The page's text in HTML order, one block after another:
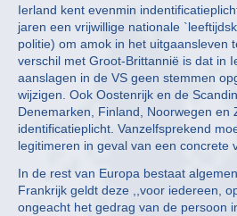
Ierland kent evenmin
jaren een vrijwillige nationale
politie) om amok in het uitgaansleven
verschil met Groot-Brittannië is dat in
aanslagen in de VS geen stemmen
wijzigen. Ook Oostenrijk en de
Denemarken, Finland, Noorwegen en
identificatieplicht. Vanzelfsprekend
legitimeren in geval van een concrete
In de rest van Europa bestaat
Frankrijk geldt deze ,,voor iedereen,
ongeacht het gedrag van de persoon